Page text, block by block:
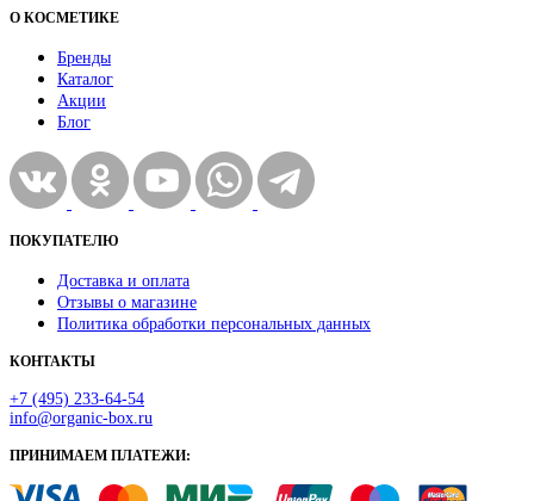
О КОСМЕТИКЕ
Бренды
Каталог
Акции
Блог
ПОКУПАТЕЛЮ
Доставка и оплата
Отзывы о магазине
Политика обработки персональных данных
КОНТАКТЫ
+7 (495) 233-64-54
info@organic-box.ru
ПРИНИМАЕМ ПЛАТЕЖИ: